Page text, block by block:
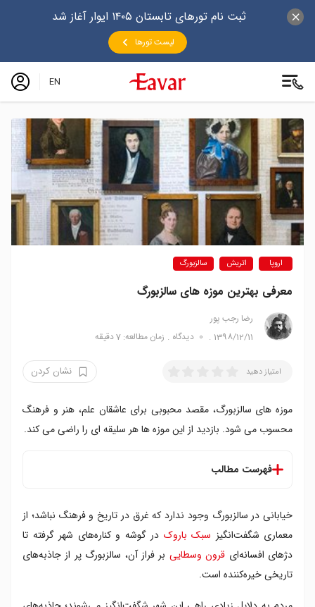
ثبت نام تورهای تابستان ۱۴۰۵ ایوار آغاز شد
لیست تورها
EN
اروپا اتریش سالزبورگ
معرفی بهترین موزه‌ های سالزبورگ
رضا‍ رجب پور
1398/12/11
0 دیدگاه زمان مطالعه: 7 دقیقه
امتیاز دهید نشان کردن
موزه های سالزبورگ، مقصد محبوبی برای عاشقان علم، هنر و فرهنگ
محسوب می شود. بازدید از این موزه ها هر سلیقه ای را راضی می کند.
فهرست مطالب
۱. موزه سالزبورگ؛ کاخ جدید
۲. دوم کوارتیر
۳. موزه هنر مدرن
خیابانی در سالزبورگ وجود ندارد که غرق در تاریخ و فرهنگ نباشد؛ از
معماری شگفت‌انگیز سبک باروک در گوشه و کناره‌های شهر گرفته تا
دژهای افسانه‌ای قرون وسطایی بر فراز آن، سالزبورگ پر از جاذبه‌های
تاریخی خیره‌کننده است.